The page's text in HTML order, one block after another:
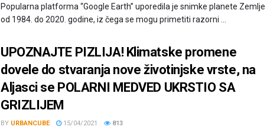
Popularna platforma “Google Earth” uporedila je snimke planete Zemlje
od 1984. do 2020. godine, iz čega se mogu primetiti razorni ...
UPOZNAJTE PIZLIJA! Klimatske promene
dovele do stvaranja nove životinjske vrste, na
Aljasci se POLARNI MEDVED UKRSTIO SA
GRIZLIJEM
BY URBANCUBE 15/04/2021 813